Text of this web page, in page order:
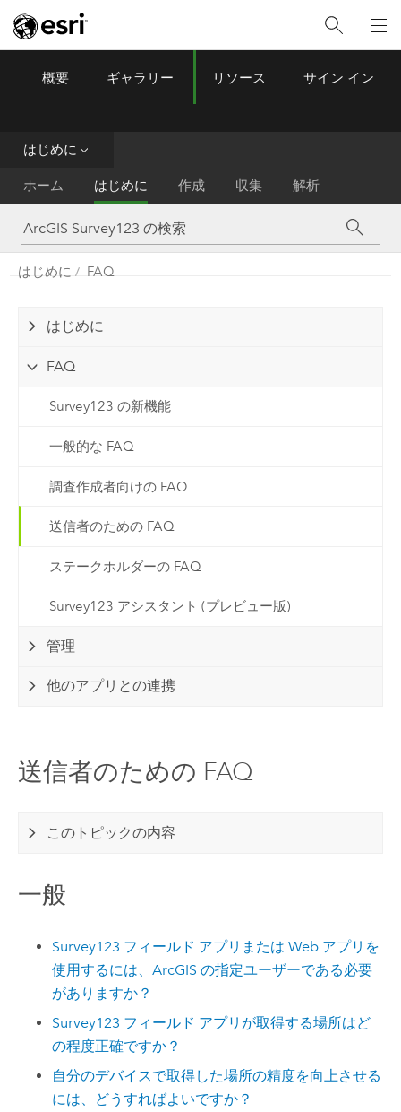
ArcGIS Survey123
概要 ギャラリー リソース サイン イン
はじめに
ホーム はじめに 作成 収集 解析
はじめに FAQ
はじめに
FAQ
Survey123 の新機能
一般的な FAQ
調査作成者向けの FAQ
送信者のための FAQ
ステークホルダーの FAQ
Survey123 アシスタント (プレビュー版)
管理
他のアプリとの連携
送信者のための FAQ
このトピックの内容
一般
Survey123 フィールド アプリまたは Web アプリを
使用するには、ArcGIS の指定ユーザーである必要
がありますか？
Survey123 フィールド アプリが取得する場所はど
の程度正確ですか？
自分のデバイスで取得した場所の精度を向上させる
には、どうすればよいですか？